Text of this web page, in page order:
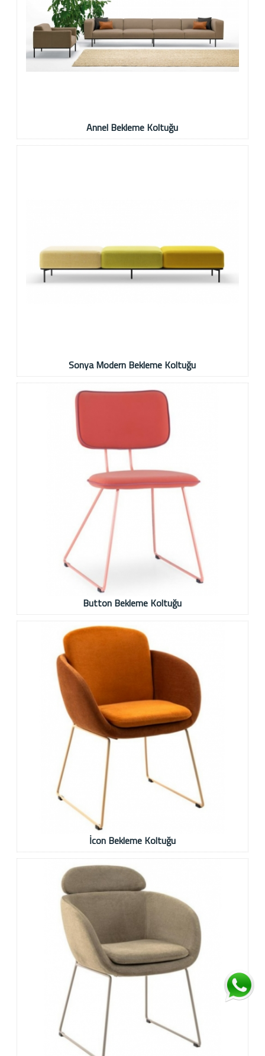
Annel Bekleme Koltuğu
Sonya Modern Bekleme Koltuğu
Button Bekleme Koltuğu
İcon Bekleme Koltuğu